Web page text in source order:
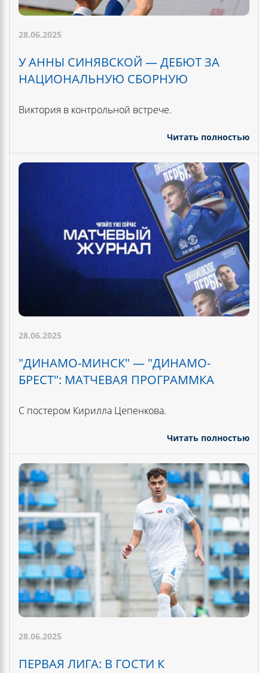
28.06.2025
У АННЫ СИНЯВСКОЙ — ДЕБЮТ ЗА
НАЦИОНАЛЬНУЮ СБОРНУЮ
Виктория в контрольной встрече.
Читать полностью
28.06.2025
"ДИНАМО-МИНСК" — "ДИНАМО-
БРЕСТ": МАТЧЕВАЯ ПРОГРАММКА
С постером Кирилла Цепенкова.
Читать полностью
28.06.2025
ПЕРВАЯ ЛИГА: В ГОСТИ К